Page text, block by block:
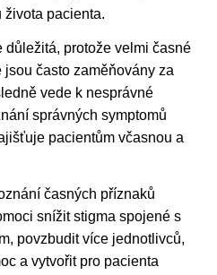
pacienta.
důležitá, protože velmi časné
jsou často zaměňovány za
vede k nesprávné
správných symptomů
pacientům včasnou a
časných příznaků
snížit stigma spojené s
povzbudit více jednotlivců,
a vytvořit pro pacienta